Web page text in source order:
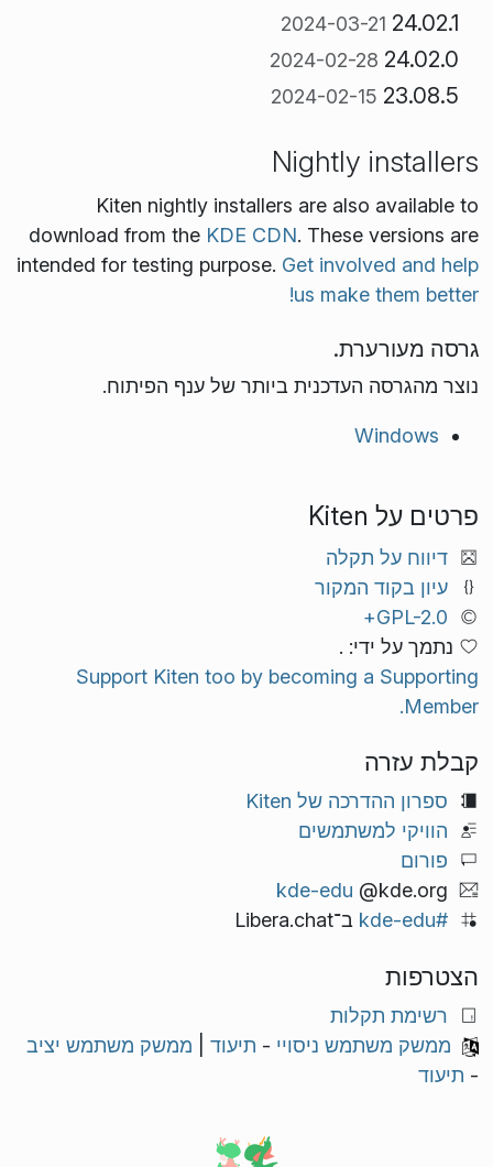
24.02.1
2024-03-21
24.02.0
2024-02-28
23.08.5
2024-02-15
Nightly installers
Kiten nightly installers are also available to
download from the KDE CDN. These versions are
intended for testing purpose. Get involved and help
us make them better!
גרסה מעורערת.
נוצר מהגרסה העדכנית ביותר של ענף הפיתוח.
Windows
פרטים על Kiten
דיווח על תקלה
עיון בקוד המקור
GPL-2.0+
נתמך על ידי: .
Support Kiten too by becoming a Supporting
Member.
קבלת עזרה
ספרון ההדרכה של Kiten
הוויקי למשתמשים
פורום
kde-edu @kde.org
#kde-edu
ב־Libera.chat
הצטרפות
רשימת תקלות
ממשק משתמש ניסויי - תיעוד
ממשק משתמש יציב
- תיעוד